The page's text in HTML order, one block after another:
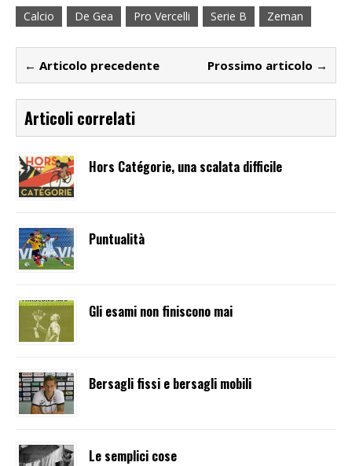
Calcio De Gea Pro Vercelli Serie B Zeman
← Articolo precedente Prossimo articolo →
Articoli correlati
Hors Catégorie, una scalata difficile
Puntualità
Gli esami non finiscono mai
Bersagli fissi e bersagli mobili
Le semplici cose